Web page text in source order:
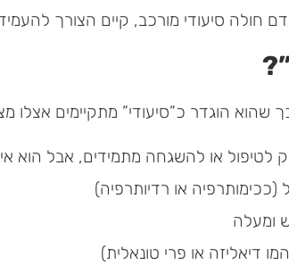
חולה סיעודי מורכב, קיים הצורך להעמיד
הוגדר כ”סיעודי” מתקיימים אצלו
לטיפול או להשגחה מתמידים, אבל הוא
או רדיותרפיה)
ומעלה
דיאליזה או פרי טונאלית)